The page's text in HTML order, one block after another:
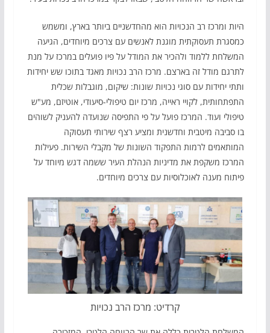
היות ומרכז רב הנכויות הוא מהחדשניים ביותר בארץ, ומשמש
כמסגרת תעסוקתית מוגנת לאנשים עם צרכים מיוחדים, הגיעה
המשלחת ללמוד ולהכיר את המודל על פיו פועלים במרכז על מנת
לתרגם מודל זה בארצם. מרכז הרב נכויות מאגד בתוכו שש יחידות
ותתי יחידות עם סוגי נכויות שונות: שיקום, מוגבלות שכלית
התפתחותית, לקויי ראייה, מרכז יום טיפולי-סיעודי, אוטיזם, מע"ש
טיפולי ועוד. המרכז פועל על פי התפיסה שנועדה להעניק לשוהים
בו סביבה מיטבית וחדשנית ומציע רצף שירותי תעסוקה
המותאמים לרמות התפקוד השונות של מקבלי השירות. פעילות
המרכז משקפת את מדיניות הנהלת העיר ששמה דגש מיוחד על
פיתוח מענה לאוכלוסיות עם צרכים מיוחדים.
קרדיט: מרכז הרב נכויות